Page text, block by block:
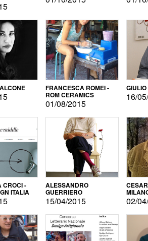
FRANCESCA ROMEI -
ROM CERAMICS
01/08/2015
16/
CROCI -
ITALIA
ALESSANDRO
GUERRIERO
15/04/2015 02/